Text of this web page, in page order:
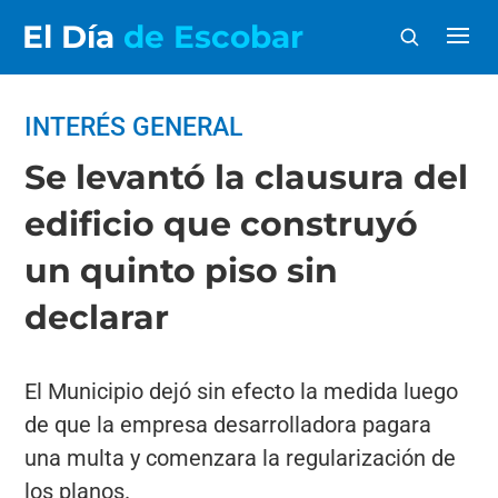
El Día de Escobar
INTERÉS GENERAL
Se levantó la clausura del
edificio que construyó
un quinto piso sin
declarar
El Municipio dejó sin efecto la medida luego
de que la empresa desarrolladora pagara
una multa y comenzara la regularización de
los planos.